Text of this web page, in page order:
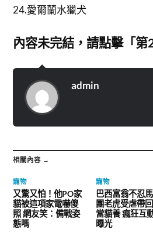
24.愛爾蘭水獵犬
內容未完結，請點擊「第
admin
相關內容 →
寵物
又驚又怕！他PO家
貓被這項家電嚇傻
照 網友笑：備戰姿
態嗎
寵物
巴西富翁不忍
團老虎受虐帶
當貓養 瘋狂互
曝光